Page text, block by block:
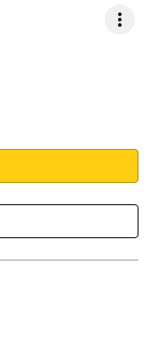
more_vert